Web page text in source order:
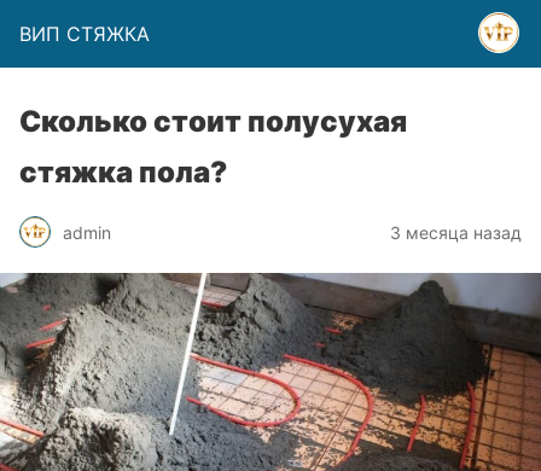
ВИП СТЯЖКА
Сколько стоит полусухая
стяжка пола?
admin 3 месяца назад